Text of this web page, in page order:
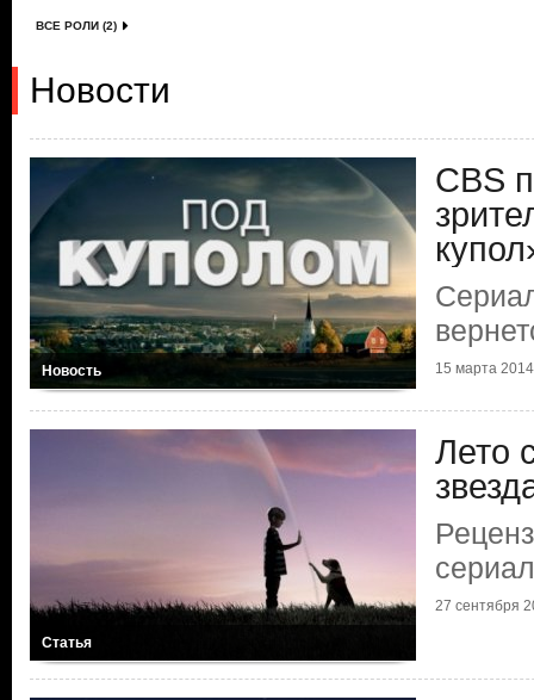
ВСЕ РОЛИ (2)
Новости
Новость
CBS
15 марта 2014
Статья
Лето
27 сентября